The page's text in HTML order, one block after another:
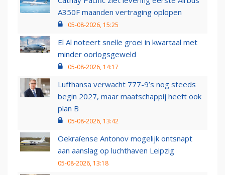
A350F maanden vertraging oplopen
05-08-2026, 15:25
El Al noteert snelle groei in kwartaal met
minder oorlogsgeweld
05-08-2026, 14:17
Lufthansa verwacht 777-9’s nog steeds
begin 2027, maar maatschappij heeft ook
plan B
05-08-2026, 13:42
Oekraïense Antonov mogelijk ontsnapt
aan aanslag op luchthaven Leipzig
05-08-2026, 13:18